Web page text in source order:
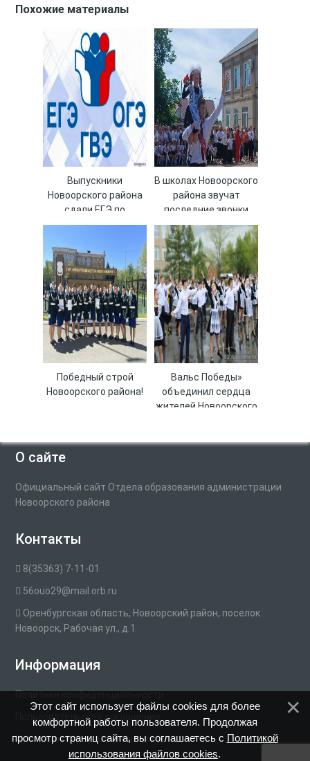
Похожие материалы
Выпускники
Новоорского района
сдали ЕГЭ по
русскому языку
В школах Новоорского
района звучат
последние звонки
Победный строй
Новоорского района!
Вальс Победы»
объединил сердца
жителей Новоорского
О сайте
Официальный сайт Отдела образования администрации
Новоорского района
Контакты
8(35363) 7-11-01
56ouo29@mail.orb.ru
Оренбургская область, Новоорский район, поселок
Новоорск, Рабочая ул., д.1
Информация
Политика конфиденциальности
Пользовательское соглашение
Политика использования cookie
Этот сайт использует файлы cookies для более
комфортной работы пользователя. Продолжая
просмотр страниц сайта, вы соглашаетесь с Политикой
использования файлов cookies.